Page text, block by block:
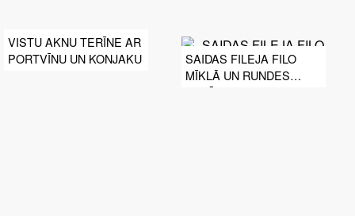
VISTU AKNU TERĪNE AR
PORTVĪNU UN KONJAKU
SAIDAS FILEJA FILO
MĪKLĀ UN RUNDES
SALĀTI